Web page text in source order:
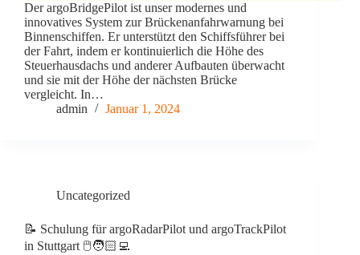
Der argoBridgePilot ist unser modernes und
innovatives System zur Brückenanfahrwarnung bei
Binnenschiffen. Er unterstützt den Schiffsführer bei
der Fahrt, indem er kontinuierlich die Höhe des
Steuerhausdachs und anderer Aufbauten überwacht
und sie mit der Höhe der nächsten Brücke
vergleicht. In…
admin
Januar 1, 2024
Uncategorized
📝 Schulung für argoRadarPilot und argoTrackPilot
in Stuttgart 🖱️🧑🏻‍💻